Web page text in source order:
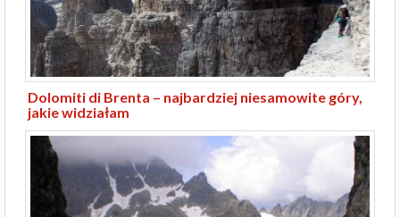
Dolomiti di Brenta – najbardziej niesamowite góry,
jakie widziałam